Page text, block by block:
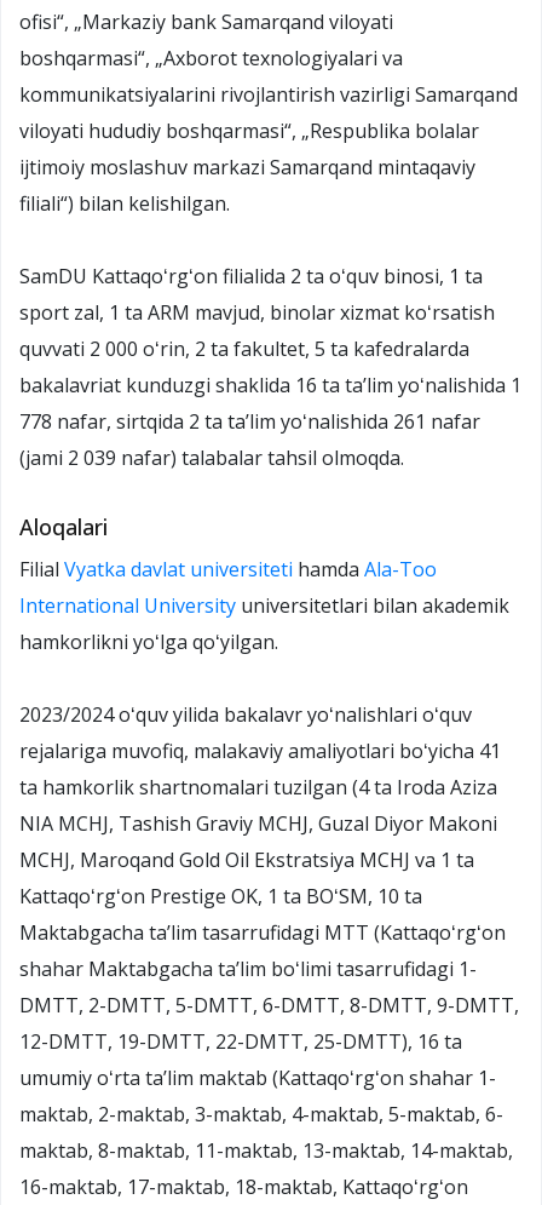
ofisi“, „Markaziy bank Samarqand viloyati
boshqarmasi“, „Axborot texnologiyalari va
kommunikatsiyalarini rivojlantirish vazirligi Samarqand
viloyati hududiy boshqarmasi“, „Respublika bolalar
ijtimoiy moslashuv markazi Samarqand mintaqaviy
filiali“) bilan kelishilgan.
SamDU Kattaqoʻrgʻon filialida 2 ta oʻquv binosi, 1 ta
sport zal, 1 ta ARM mavjud, binolar xizmat koʻrsatish
quvvati 2 000 oʻrin, 2 ta fakultet, 5 ta kafedralarda
bakalavriat kunduzgi shaklida 16 ta taʼlim yoʻnalishida 1
778 nafar, sirtqida 2 ta taʼlim yoʻnalishida 261 nafar
(jami 2 039 nafar) talabalar tahsil olmoqda.
Aloqalari
Filial Vyatka davlat universiteti hamda Ala-Too
International University universitetlari bilan akademik
hamkorlikni yoʻlga qoʻyilgan.
2023/2024 oʻquv yilida bakalavr yoʻnalishlari oʻquv
rejalariga muvofiq, malakaviy amaliyotlari boʻyicha 41
ta hamkorlik shartnomalari tuzilgan (4 ta Iroda Aziza
NIA MCHJ, Tashish Graviy MCHJ, Guzal Diyor Makoni
MCHJ, Maroqand Gold Oil Ekstratsiya MCHJ va 1 ta
Kattaqoʻrgʻon Prestige OK, 1 ta BOʻSM, 10 ta
Maktabgacha taʼlim tasarrufidagi MTT (Kattaqoʻrgʻon
shahar Maktabgacha taʼlim boʻlimi tasarrufidagi 1-
DMTT, 2-DMTT, 5-DMTT, 6-DMTT, 8-DMTT, 9-DMTT,
12-DMTT, 19-DMTT, 22-DMTT, 25-DMTT), 16 ta
umumiy oʻrta taʼlim maktab (Kattaqoʻrgʻon shahar 1-
maktab, 2-maktab, 3-maktab, 4-maktab, 5-maktab, 6-
maktab, 8-maktab, 11-maktab, 13-maktab, 14-maktab,
16-maktab, 17-maktab, 18-maktab, Kattaqoʻrgʻon